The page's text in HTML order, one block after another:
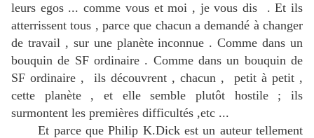
leurs egos ... comme vous et moi , je vous dis . Et ils
atterrissent tous , parce que chacun a demandé à changer
de travail , sur une planète inconnue . Comme dans un
bouquin de SF ordinaire . Comme dans un bouquin de
SF ordinaire , ils découvrent , chacun , petit à petit ,
cette planète , et elle semble plutôt hostile ; ils
surmontent les premières difficultés ,etc ...
Et parce que Philip K.Dick est un auteur tellement